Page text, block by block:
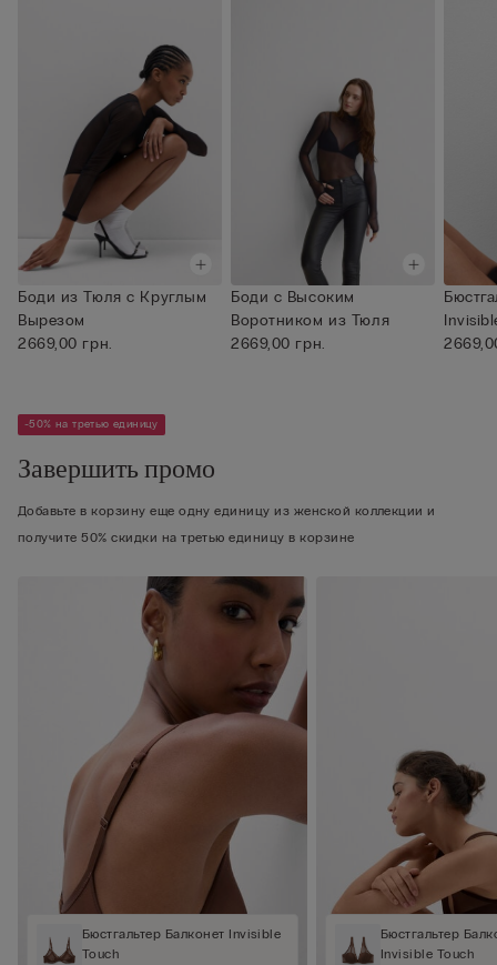
Боди из Тюля с Круглым
Вырезом
2669,00 грн.
Боди с Высоким
Воротником из Тюля
2669,00 грн.
-50% на третью единицу
Завершить промо
Добавьте в корзину еще одну единицу из женской коллекции и
получите 50% скидки на третью единицу в корзине
Бюстгальтер Балконет Invisible
Touch
Бюстгальтер
Invisible Touch